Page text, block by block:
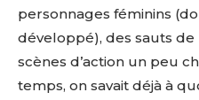
personnages féminins
développé), des sauts de
scènes d’action un peu
temps, on savait déjà à